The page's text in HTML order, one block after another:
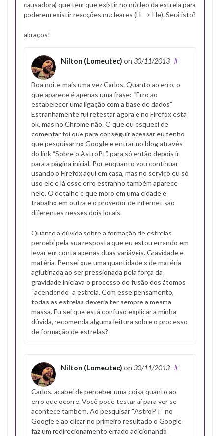
causadora) que tem que existir no núcleo da estrela para
poderem existir reacções nucleares (H –> He). Será isto?
abraços!
Nilton (Lomeutec) on 30/11/2013 #
Boa noite mais uma vez Carlos. Quanto ao erro, o
que aparece é apenas uma frase: “Erro ao
estabelecer uma ligação com a base de dados”
Estranhamente fui retestar agora e no Firefox está
ok, mas no Chrome não. O que eu esqueci de
comentar foi que para conseguir acessar eu tenho
que pesquisar no Google e entrar no blog através
do link “Sobre o AstroPt”, para só então depois ir
para a página inicial. Por enquanto vou continuar
usando o Firefox aqui em casa, mas no serviço eu só
uso ele e lá esse erro estranho também aparece
nele. O detalhe é que moro em uma cidade e
trabalho em outra e o provedor de internet são
diferentes nesses dois locais.
Quanto a dúvida sobre a formação de estrelas
percebi pela sua resposta que eu estou errando em
levar em conta apenas duas variáveis. Gravidade e
matéria. Pensei que uma quantidade x de matéria
aglutinada ao ser pressionada pela força da
gravidade iniciava o processo de fusão dos átomos
“acendendo” a estrela. Com esse pensamento,
todas as estrelas deveria ter sempre a mesma
massa. Eu sei que está confuso explicar a minha
dúvida, recomenda alguma leitura sobre o processo
de formação de estrelas?
Nilton (Lomeutec) on 30/11/2013 #
Carlos, acabei de perceber uma coisa quanto ao
erro que ocorre. Você pode testar aí para ver se
acontece também. Ao pesquisar “AstroPT” no
Google e ao clicar no primeiro resultado o Google
faz um redirecionamento errado adicionando